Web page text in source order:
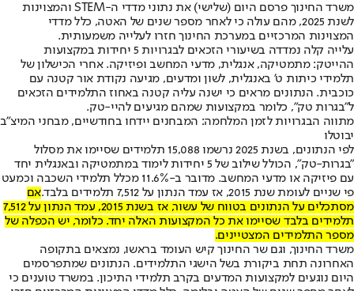
משרד החינוך פרסם היום (שלישי) את נתוני מדדי ה-STEM והמצוינות
לשנת 2025, מהם עולה כי לאחר מספר שנים של האטה, כלל מדדי
המצוינות המרכזיים במערכת החינוך חזרו לעלייה משמעותית.
עלייה קלה נמדדה בשיעורי הזכאים לבגרויות 5 יחידות במקצועות
ההייטק: מתמטיקה, אנגלית, מדעי המחשב ופיזיקה. אחרי הכישלון של
תלמידי כיתות ט' באנגלית, לשון ומדעים, מגיעה נקודת אור קטנה עם
כוכבית. הנתונים מראים כי ישנה עליה קטנה באחוז התלמידים הזכאים
ל"בגרות טק", כלומר במקצועות שמהם מגיעים להיי-טק.
מתווה הבגרויות לזמן המלחמה: המבחנים יידחו בחודשיים, מבחני המיצ"ב
יבוטלו
לפי הנתונים, בשנת 2025 נרשמו 15,088 תלמידים שסיימו את מסלול
"בגרות-טק", הכולל שילוב של 5 יחידות לימוד במתמטיקה ובאנגלית יחד
עם פיזיקה או מדעי המחשב. מדובר ב-11.6% מכלל תלמידי השכבה וכמעט
פי שניים לעומת שנת 2015, אז עמד הנתון על 7,512 תלמידים בלבד.
אם
מסתכלים על הנתונים בטווח של עשור, אז בשנת 2015, עמד הנתון על 7,512
תלמידים בלבד שסיימו את כל המקצועות האלה יחד. כלומר, יש הכפלה של
מספר התלמידים המצטיינים.
משרד החינוך, וגם שר החינוך קיש העומד בראשו, נמצאים בתקופה
האחרונה תחת ביקורת בשל הישגי התלמידים. הנתונים שמתפרסמים
היום נוגעים למקצועות המדעים בקרב תלמידי התיכון. במשרד טוענים כי